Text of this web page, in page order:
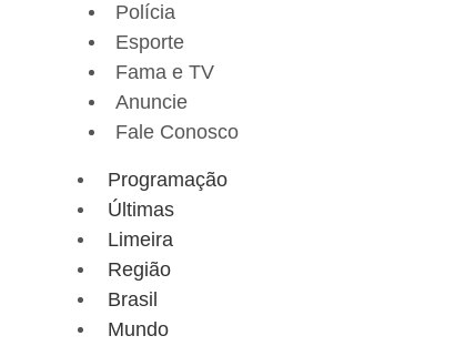
Polícia
Esporte
Fama e TV
Anuncie
Fale Conosco
Programação
Últimas
Limeira
Região
Brasil
Mundo